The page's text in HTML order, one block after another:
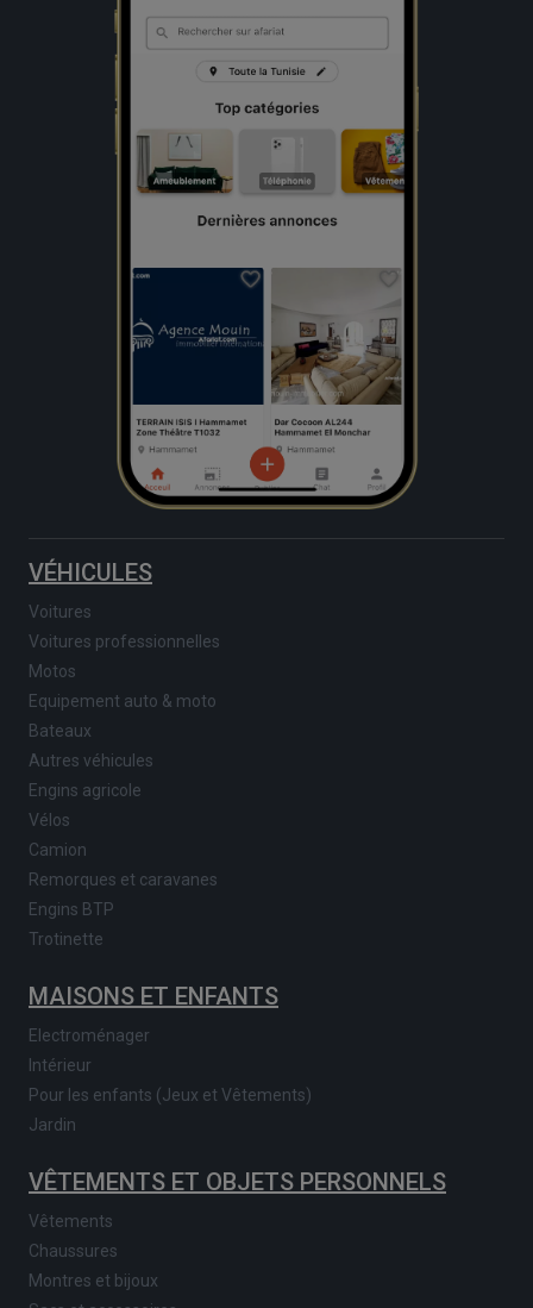
VÉHICULES
Voitures
Voitures professionnelles
Motos
Equipement auto & moto
Bateaux
Autres véhicules
Engins agricole
Vélos
Camion
Remorques et caravanes
Engins BTP
Trotinette
MAISONS ET ENFANTS
Electroménager
Intérieur
Pour les enfants (Jeux et Vêtements)
Jardin
VÊTEMENTS ET OBJETS PERSONNELS
Vêtements
Chaussures
Montres et bijoux